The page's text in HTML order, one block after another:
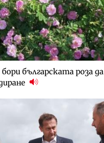
българската роза